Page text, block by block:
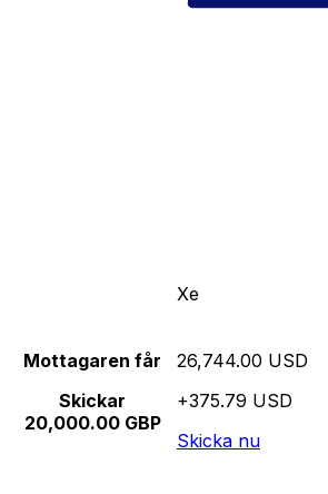
Xe
Mottagaren får
Skickar
20,000.00 GBP
26,744.00 USD
+375.79 USD
Skicka nu